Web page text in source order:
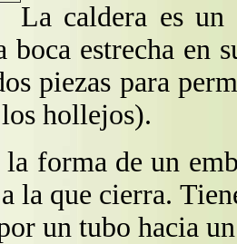
La caldera es un
boca estrecha en
piezas para
hollejos).
forma de un
la que cierra.
un tubo hacia